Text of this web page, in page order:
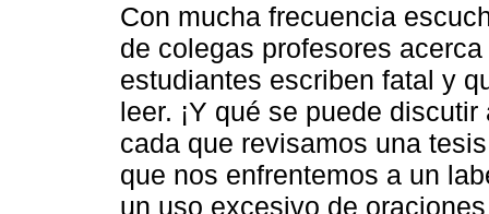
Con mucha frecuencia
de colegas profesores
estudiantes escriben fatal y
leer. ¡Y qué se puede
cada que revisamos una
que nos enfrentemos a un
un uso excesivo de